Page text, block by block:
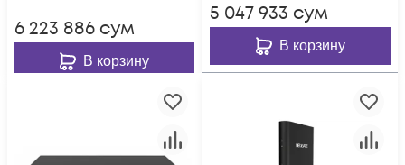
6 223 886 сум
В корзину
5 047 933 сум
В корзину